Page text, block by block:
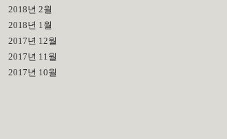
2018년 2월
2018년 1월
2017년 12월
2017년 11월
2017년 10월